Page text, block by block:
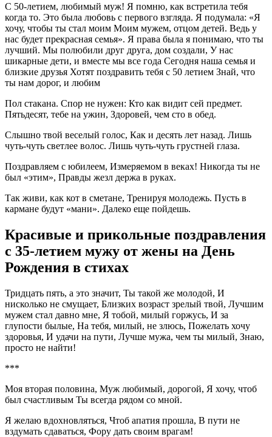
С 50-летием, любимый муж! Я помню, как встретила тебя
когда то. Это была любовь с первого взгляда. Я подумала: «Я
хочу, чтобы ты стал моим Моим мужем, отцом детей. Ведь у
нас будет прекрасная семья». Я права была я понимаю, что ты
лучший. Мы полюбили друг друга, дом создали, У нас
шикарные дети, и вместе мы все года Сегодня наша семья и
близкие друзья Хотят поздравить тебя с 50 летием Знай, что
ты нам дорог, и любим
Пол стакана. Спор не нужен: Кто как видит сей предмет.
Пятьдесят, тебе на ужин, Здоровей, чем сто в обед.
Слышно твой веселый голос, Как и десять лет назад. Лишь
чуть-чуть светлее волос. Лишь чуть-чуть грустней глаза.
Поздравляем с юбилеем, Измеряемом в веках! Никогда ты не
был «этим», Правды жезл держа в руках.
Так живи, как кот в сметане, Тренируя молодежь. Пусть в
кармане будут «мани». Далеко еще пойдешь.
Красивые и прикольные поздравления
с 35-летием мужу от жены на День
Рождения в стихах
Тридцать пять, а это значит, Ты такой же молодой, И
нисколько не смущает, Близких возраст зрелый твой, Лучшим
мужем стал давно мне, Я тобой, милый горжусь, И за
глупости былые, На тебя, милый, не злюсь, Пожелать хочу
здоровья, И удачи на пути, Лучше мужа, чем ты милый, Знаю,
просто не найти!
***
Моя вторая половина, Муж любимый, дорогой, Я хочу, чтоб
был счастливым Ты всегда рядом со мной.
Я желаю вдохновляться, Чтоб апатия прошла, В пути не
вздумать сдаваться, Фору дать своим врагам!